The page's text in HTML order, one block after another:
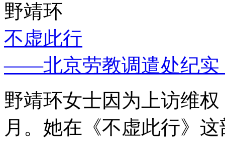
野靖环
不虚此行
——北京劳教调遣处纪实
野靖环女士因为上访维
月。她在《不虚此行》